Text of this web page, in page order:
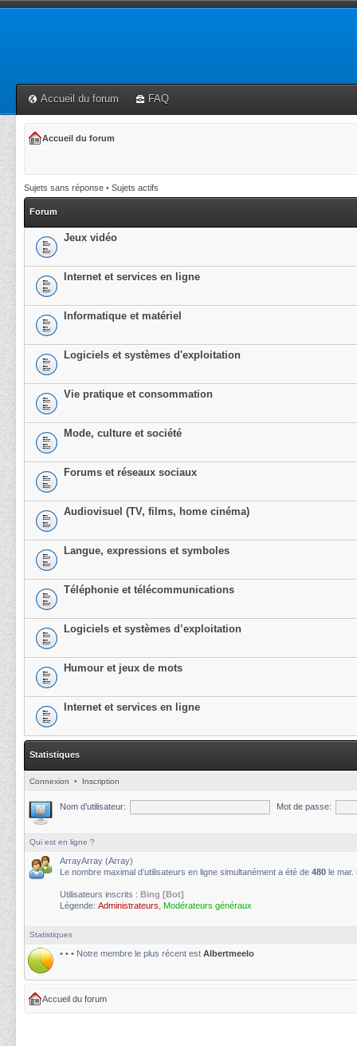
Accueil du forum FAQ
Accueil du forum
Sujets sans réponse • Sujets actifs
Forum
Jeux vidéo
Internet et services en ligne
Informatique et matériel
Logiciels et systèmes d'exploitation
Vie pratique et consommation
Mode, culture et société
Forums et réseaux sociaux
Audiovisuel (TV, films, home cinéma)
Langue, expressions et symboles
Téléphonie et télécommunications
Logiciels et systèmes d’exploitation
Humour et jeux de mots
Internet et services en ligne
Statistiques
Connexion • Inscription
Nom d’utilisateur: Mot de passe:
Qui est en ligne ?
ArrayArray (Array)
Le nombre maximal d’utilisateurs en ligne simultanément a été de 480 le mar.
Utilisateurs inscrits : Bing [Bot]
Légende: Administrateurs Modérateurs généraux
Statistiques
• • • Notre membre le plus récent est Albertmeelo
Accueil du forum